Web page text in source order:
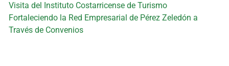
Visita del Instituto Costarricense de Turismo
Fortaleciendo la Red Empresarial de Pérez Zeledón a
Través de Convenios